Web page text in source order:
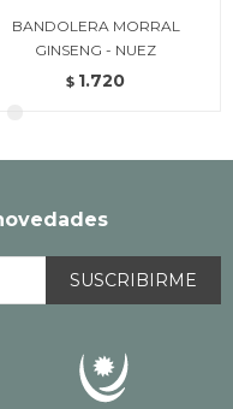
BANDOLERA MORRAL
GINSENG - NUEZ
$ 1.720
SUSCRIBIRME